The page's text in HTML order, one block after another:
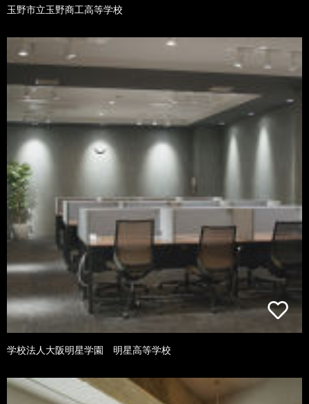
玉野市立玉野商工高等学校
学校法人大阪明星学園 明星高等学校